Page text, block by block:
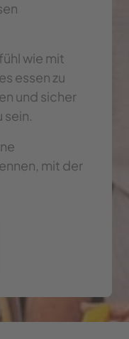
wie mit
essen zu
und sicher
mit der